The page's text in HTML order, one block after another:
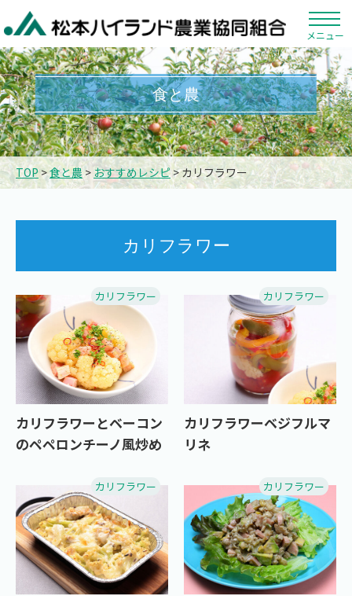
メニュー
食と農
TOP >食と農> おすすめレシピ> カリフラワー
カリフラワー
カリフラワー
カリフラワーとベーコン
のペペロンチーノ風炒め
カリフラワー
カリフラワーベジフルマ
リネ
カリフラワー カリフラワー